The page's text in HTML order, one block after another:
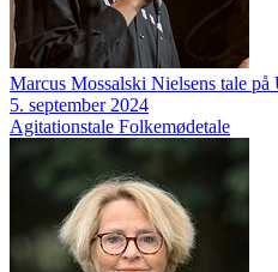
Marcus Mossalski Nielsens tale
5. september 2024
Agitationstale Folkemødetale